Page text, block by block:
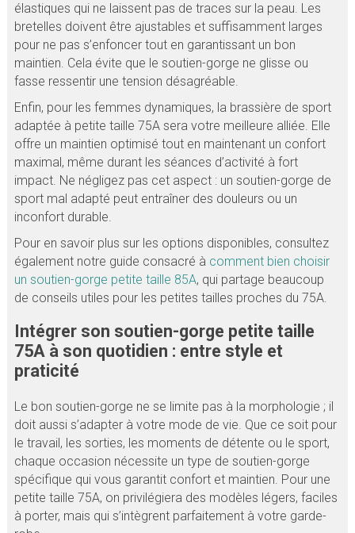
élastiques qui ne laissent pas de traces sur la peau. Les
bretelles doivent être ajustables et suffisamment larges
pour ne pas s’enfoncer tout en garantissant un bon
maintien. Cela évite que le soutien-gorge ne glisse ou
fasse ressentir une tension désagréable.
Enfin, pour les femmes dynamiques, la brassière de sport
adaptée à petite taille 75A sera votre meilleure alliée. Elle
offre un maintien optimisé tout en maintenant un confort
maximal, même durant les séances d’activité à fort
impact. Ne négligez pas cet aspect : un soutien-gorge de
sport mal adapté peut entraîner des douleurs ou un
inconfort durable.
Pour en savoir plus sur les options disponibles, consultez
également notre guide consacré à comment bien choisir
un soutien-gorge petite taille 85A, qui partage beaucoup
de conseils utiles pour les petites tailles proches du 75A.
Intégrer son soutien-gorge petite taille
75A à son quotidien : entre style et
praticité
Le bon soutien-gorge ne se limite pas à la morphologie ; il
doit aussi s’adapter à votre mode de vie. Que ce soit pour
le travail, les sorties, les moments de détente ou le sport,
chaque occasion nécessite un type de soutien-gorge
spécifique qui vous garantit confort et maintien. Pour une
petite taille 75A, on privilégiera des modèles légers, faciles
à porter, mais qui s’intègrent parfaitement à votre garde-